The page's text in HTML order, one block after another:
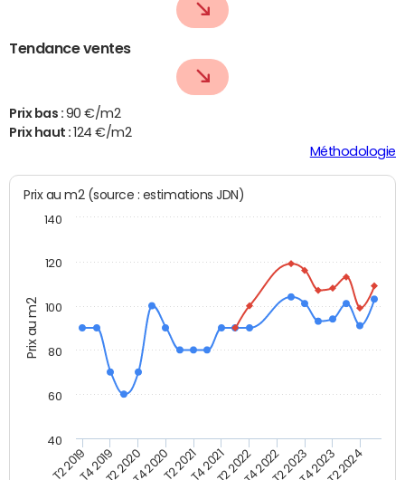
Tendance ventes
Prix bas : 90 €/m2
Prix haut : 124 €/m2
Méthodologie
Prix au m2
Prix au m2 (source : estimations JDN)
T2 2019T4 2019T2 2020T4 2020T2 2021T4 2021T2 2022T4 2022T2 2023T4 2023T2 2024
40
60
80
100
120
140